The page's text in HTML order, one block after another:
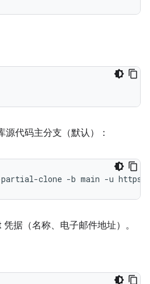
源代码主分支（默认）：
clone -b main -u
据（名称、电子邮件地址）。